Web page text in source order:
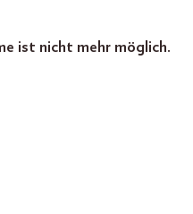
ist nicht mehr möglich.